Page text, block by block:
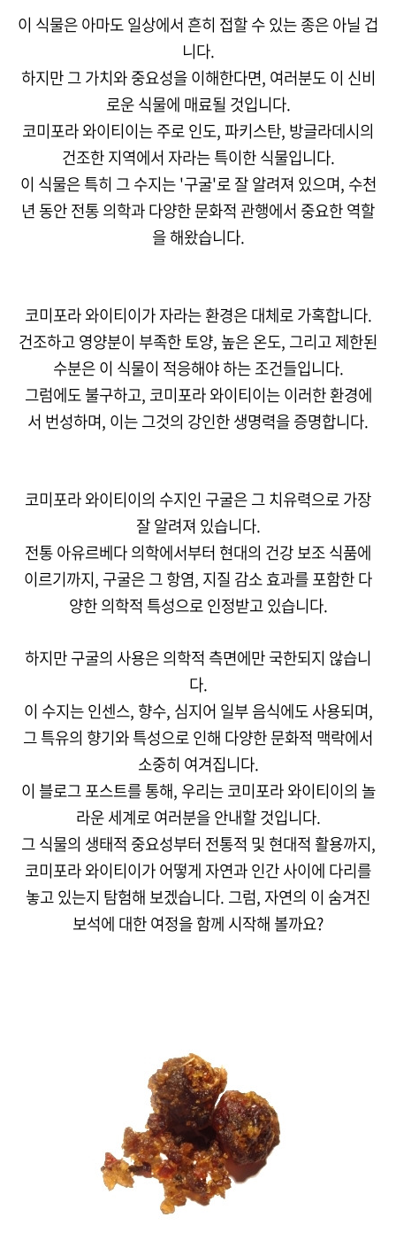
이 식물은 아마도 일상에서 흔히 접할 수 있는 종은 아닐 겁
니다.
하지만 그 가치와 중요성을 이해한다면, 여러분도 이 신비
로운 식물에 매료될 것입니다.
코미포라 와이티이는 주로 인도, 파키스탄, 방글라데시의
건조한 지역에서 자라는 특이한 식물입니다.
이 식물은 특히 그 수지는 '구굴'로 잘 알려져 있으며, 수천
년 동안 전통 의학과 다양한 문화적 관행에서 중요한 역할
을 해왔습니다.
코미포라 와이티이가 자라는 환경은 대체로 가혹합니다.
건조하고 영양분이 부족한 토양, 높은 온도, 그리고 제한된
수분은 이 식물이 적응해야 하는 조건들입니다.
그럼에도 불구하고, 코미포라 와이티이는 이러한 환경에
서 번성하며, 이는 그것의 강인한 생명력을 증명합니다.
코미포라 와이티이의 수지인 구굴은 그 치유력으로 가장
잘 알려져 있습니다.
전통 아유르베다 의학에서부터 현대의 건강 보조 식품에
이르기까지, 구굴은 그 항염, 지질 감소 효과를 포함한 다
양한 의학적 특성으로 인정받고 있습니다.
하지만 구굴의 사용은 의학적 측면에만 국한되지 않습니
다.
이 수지는 인센스, 향수, 심지어 일부 음식에도 사용되며,
그 특유의 향기와 특성으로 인해 다양한 문화적 맥락에서
소중히 여겨집니다.
이 블로그 포스트를 통해, 우리는 코미포라 와이티이의 놀
라운 세계로 여러분을 안내할 것입니다.
그 식물의 생태적 중요성부터 전통적 및 현대적 활용까지,
코미포라 와이티이가 어떻게 자연과 인간 사이에 다리를
놓고 있는지 탐험해 보겠습니다. 그럼, 자연의 이 숨겨진
보석에 대한 여정을 함께 시작해 볼까요?